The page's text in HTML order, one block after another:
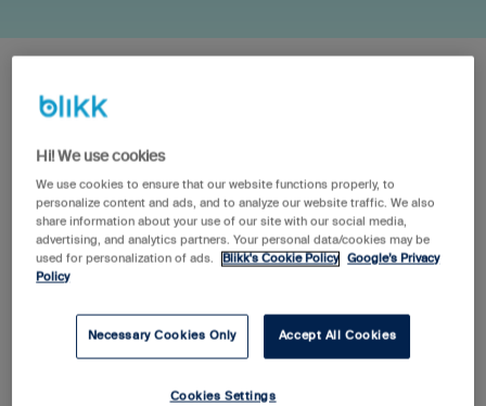
En överblick av företagets
betalningsströmmar
Genom att göra en kassaflödesanalys har man
möjlighet att få en tydlig överblick av ett företags
ett räkenskapsår. Transaktioner som ökar företagets
likvida medel påverkar kassaflödet på ett positivt sätt,
medan det motsatta gäller transaktioner som minskar
Hi! We use cookies
We use cookies to ensure that our website functions properly, to
personalize content and ads, and to analyze our website traffic. We also
share information about your use of our site with our social media,
advertising, and analytics partners. Your personal data/cookies may be
used for personalization of ads.
Blikk's Cookie Policy
Google’s Privacy
Policy
Necessary Cookies Only Accept All Cookies
Cookies Settings